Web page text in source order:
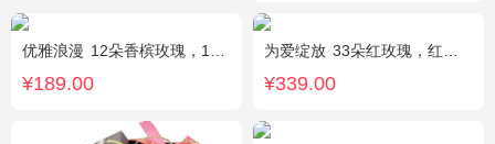
优雅浪漫 12朵香槟玫瑰，1枝多头白百合，黄莺搭配
¥189.00
为爱绽放 33朵红玫瑰，红豆、尤加利绿叶搭配
¥339.00